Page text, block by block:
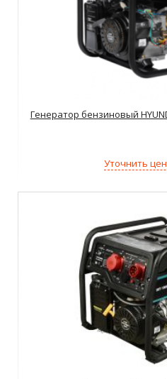
Генератор бензиновый
Уточнить